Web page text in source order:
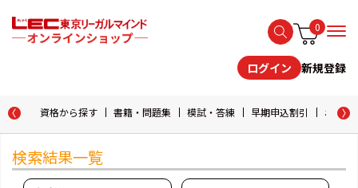
0
ログイン 新規登録
資格から探す 書籍・問題集 模試・答練 早期申込割引 おため
検索結果一覧